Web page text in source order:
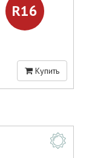
R16
Купить